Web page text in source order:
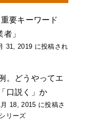
要キーワード
」
31, 2019 に投稿され
。どうやってエ
口説く」か
月 18, 2015 に投稿さ
リーズ